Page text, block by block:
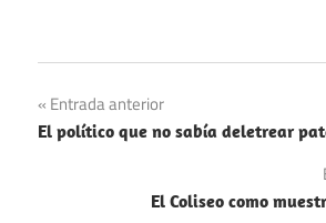
Navegación
de
entradas
Entrada anterior
El político que no sabía deletrear
El Coliseo como